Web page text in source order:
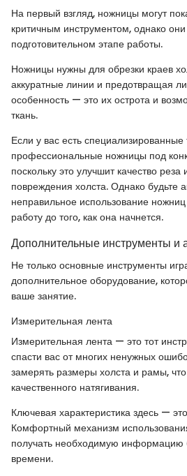
На первый взгляд, ножницы могут
критичным инструментом, однако
подготовительном этапе работы.
Ножницы нужны для обрезки краев
аккуратные линии и предотвращая
особенность — это их острота и
ткань.
Если у вас есть специализированные
профессиональные ножницы под
поскольку это улучшит качество реза
повреждения холста. Однако будьте
неправильное использование
работу до того, как она начнется.
Дополнительные инструменты и
Не только основные инструменты
дополнительное оборудование,
ваше занятие.
Измерительная лента
Измерительная лента — это тот
спасти вас от многих ненужных
замерять размеры холста и рамы,
качественного натягивания.
Ключевая характеристика здесь —
Комфортный механизм
получать необходимую информацию
времени.